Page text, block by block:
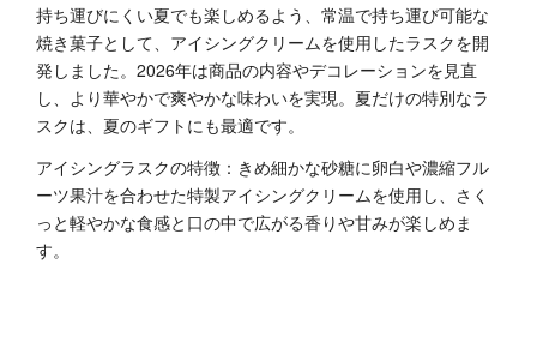
持ち運びにくい夏でも楽しめるよう、常温で持ち運び可能な
焼き菓子として、アイシングクリームを使用したラスクを開
発しました。2026年は商品の内容やデコレーションを見直
し、より華やかで爽やかな味わいを実現。夏だけの特別なラ
スクは、夏のギフトにも最適です。
アイシングラスクの特徴：きめ細かな砂糖に卵白や濃縮フル
ーツ果汁を合わせた特製アイシングクリームを使用し、さく
っと軽やかな食感と口の中で広がる香りや甘みが楽しめま
す。